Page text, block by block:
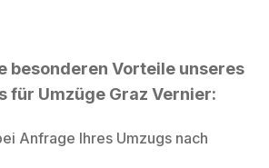
besonderen Vorteile unseres
für Umzüge Graz Vernier:
Anfrage Ihres Umzugs nach